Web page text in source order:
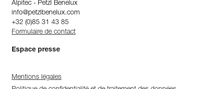
Alpitec - Petzl Benelux
info@petzlbenelux.com
+32 (0)85 31 43 85
Formulaire de contact
Espace presse
Mentions légales